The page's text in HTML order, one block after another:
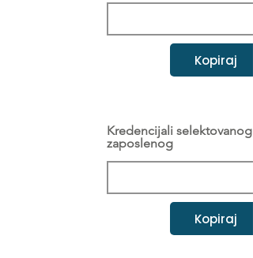
Kopiraj
Kredencijali selektovanog
zaposlenog
Kopiraj